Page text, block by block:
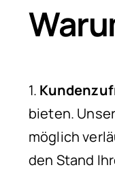
1.
bieten.
möglich
den Stand